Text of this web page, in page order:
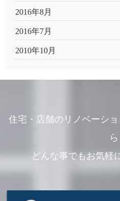
2016年8月
2016年7月
2010年10月
住宅・店舗のリノベーシ
ら
どんな事でもお気軽